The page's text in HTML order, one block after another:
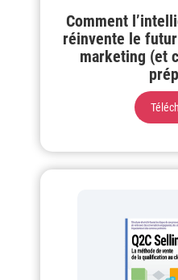
Comment
réinvente le
marketing (et